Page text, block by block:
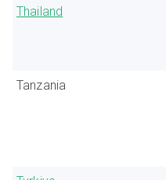
Thailand
Tanzania